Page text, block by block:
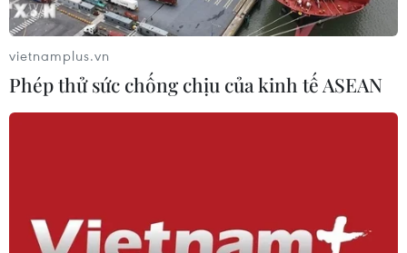
vietnamplus.vn
Phép thử sức chống chịu của kinh tế ASEAN